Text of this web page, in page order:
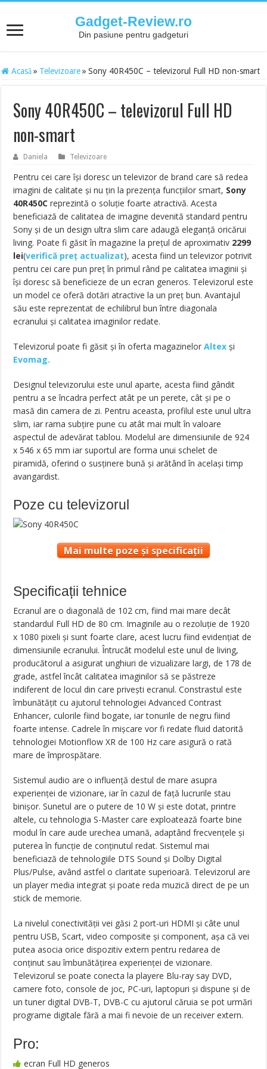
Gadget-Review.ro
Din pasiune pentru gadgeturi
Acasă » Televizoare » Sony 40R450C – televizorul Full HD non-smart
Sony 40R450C – televizorul Full HD
non-smart
Daniela Televizoare
Pentru cei care își doresc un televizor de brand care să redea
imagini de calitate și nu țin la prezența funcțiilor smart, Sony
40R450C reprezintă o soluție foarte atractivă. Acesta
beneficiază de calitatea de imagine devenită standard pentru
Sony și de un design ultra slim care adaugă eleganță oricărui
living. Poate fi găsit în magazine la prețul de aproximativ 2299
lei(verifică preț actualizat), acesta fiind un televizor potrivit
pentru cei care pun preț în primul rând pe calitatea imaginii și
își doresc să beneficieze de un ecran generos. Televizorul este
un model ce oferă dotări atractive la un preț bun. Avantajul
său este reprezentat de echilibrul bun între diagonala
ecranului și calitatea imaginilor redate.
Televizorul poate fi găsit și în oferta magazinelorAltex și
Evomag.
Designul televizorului este unul aparte, acesta fiind gândit
pentru a se încadra perfect atât pe un perete, cât și pe o
masă din camera de zi. Pentru aceasta, profilul este unul ultra
slim, iar rama subțire pune cu atât mai mult în valoare
aspectul de adevărat tablou. Modelul are dimensiunile de 924
x 546 x 65 mm iar suportul are forma unui schelet de
piramidă, oferind o susținere bună și arătând în același timp
avangardist.
Poze cu televizorul
Mai multe poze și specificații
Specificații tehnice
Ecranul are o diagonală de 102 cm, fiind mai mare decât
standardul Full HD de 80 cm. Imaginile au o rezoluție de 1920
x 1080 pixeli și sunt foarte clare, acest lucru fiind evidențiat de
dimensiunile ecranului. Întrucât modelul este unul de living,
producătorul a asigurat unghiuri de vizualizare largi, de 178 de
grade, astfel încât calitatea imaginilor să se păstreze
indiferent de locul din care privești ecranul. Constrastul este
îmbunătățit cu ajutorul tehnologiei Advanced Contrast
Enhancer, culorile fiind bogate, iar tonurile de negru fiind
foarte intense. Cadrele în mișcare vor fi redate fluid datorită
tehnologiei Motionflow XR de 100 Hz care asigură o rată
mare de împrospătare.
Sistemul audio are o influență destul de mare asupra
experienței de vizionare, iar în cazul de față lucrurile stau
binișor. Sunetul are o putere de 10 W și este dotat, printre
altele, cu tehnologia S-Master care exploatează foarte bine
modul în care aude urechea umană, adaptând frecvențele și
puterea în funcție de conținutul redat. Sistemul mai
beneficiază de tehnologiile DTS Sound și Dolby Digital
Plus/Pulse, având astfel o claritate superioară. Televizorul are
un player media integrat și poate reda muzică direct de pe un
stick de memorie.
La nivelul conectivității vei găsi 2 port-uri HDMI și câte unul
pentru USB, Scart, video composite și component, așa că vei
putea asocia orice dispozitiv extern pentru redarea de
conținut sau îmbunătățirea experienței de vizionare.
Televizorul se poate conecta la playere Blu-ray say DVD,
camere foto, console de joc, PC-uri, laptopuri și dispune și de
un tuner digital DVB-T, DVB-C cu ajutorul căruia se pot urmări
programe digitale fără a mai fi nevoie de un receiver extern.
Pro:
ecran Full HD generos